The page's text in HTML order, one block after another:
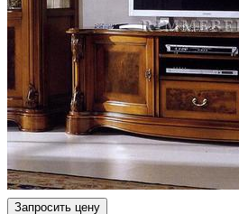
Запросить цену